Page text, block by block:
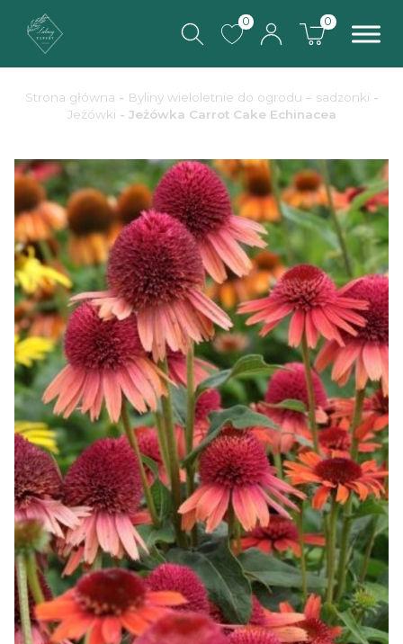
0 0
Strona główna - Byliny wieloletnie do ogrodu – sadzonki -
Jeżówki - Jeżówka Carrot Cake Echinacea